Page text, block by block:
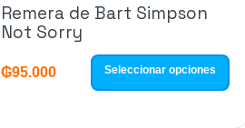
Remera de Bart Simpson
Not Sorry
₲95.000 Seleccionar opciones